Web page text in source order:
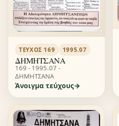
ΤΕΎΧΟΣ 169 1995.07
ΔΗΜΗΤΣΑΝΑ
169 - 1995.07 -
ΔΗΜΗΤΣΑΝΑ
Άνοιγμα τεύχους